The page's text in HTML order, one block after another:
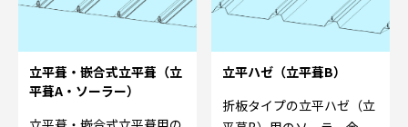
立平葺・嵌合式立平葺（立
平葺A・ソーラー）
立平ハゼ（立平葺B）
折板タイプの立平ハゼ（立